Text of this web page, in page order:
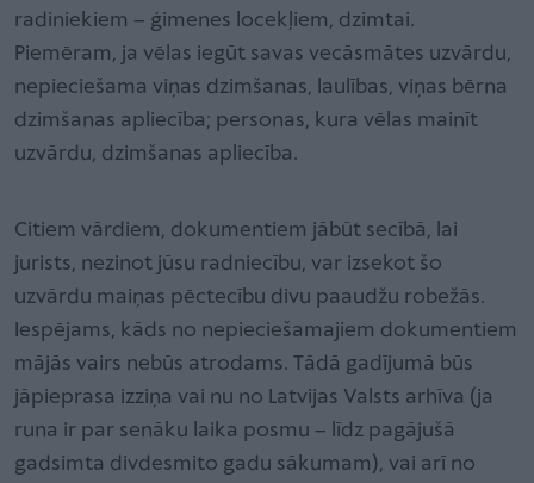
radiniekiem – ģimenes locekļiem, dzimtai.
Piemēram, ja vēlas iegūt savas vecāsmātes uzvārdu,
nepieciešama viņas dzimšanas, laulības, viņas bērna
dzimšanas apliecība; personas, kura vēlas mainīt
uzvārdu, dzimšanas apliecība.
Citiem vārdiem, dokumentiem jābūt secībā, lai
jurists, nezinot jūsu radniecību, var izsekot šo
uzvārdu maiņas pēctecību divu paaudžu robežās.
Iespējams, kāds no nepieciešamajiem dokumentiem
mājās vairs nebūs atrodams. Tādā gadījumā būs
jāpieprasa izziņa vai nu no Latvijas Valsts arhīva (ja
runa ir par senāku laika posmu – līdz pagājušā
gadsimta divdesmito gadu sākumam), vai arī no